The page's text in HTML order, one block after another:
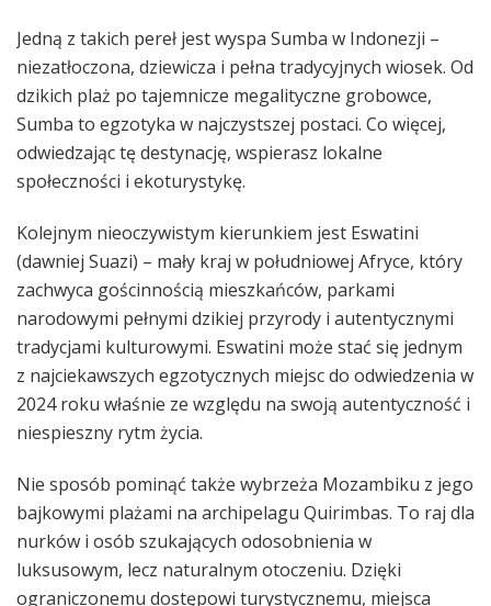
Jedną z takich pereł jest wyspa Sumba w Indonezji –
niezatłoczona, dziewicza i pełna tradycyjnych wiosek. Od
dzikich plaż po tajemnicze megalityczne grobowce,
Sumba to egzotyka w najczystszej postaci. Co więcej,
odwiedzając tę destynację, wspierasz lokalne
społeczności i ekoturystykę.
Kolejnym nieoczywistym kierunkiem jest Eswatini
(dawniej Suazi) – mały kraj w południowej Afryce, który
zachwyca gościnnością mieszkańców, parkami
narodowymi pełnymi dzikiej przyrody i autentycznymi
tradycjami kulturowymi. Eswatini może stać się jednym
z najciekawszych egzotycznych miejsc do odwiedzenia w
2024 roku właśnie ze względu na swoją autentyczność i
niespieszny rytm życia.
Nie sposób pominąć także wybrzeża Mozambiku z jego
bajkowymi plażami na archipelagu Quirimbas. To raj dla
nurków i osób szukających odosobnienia w
luksusowym, lecz naturalnym otoczeniu. Dzięki
ograniczonemu dostępowi turystycznemu, miejsca